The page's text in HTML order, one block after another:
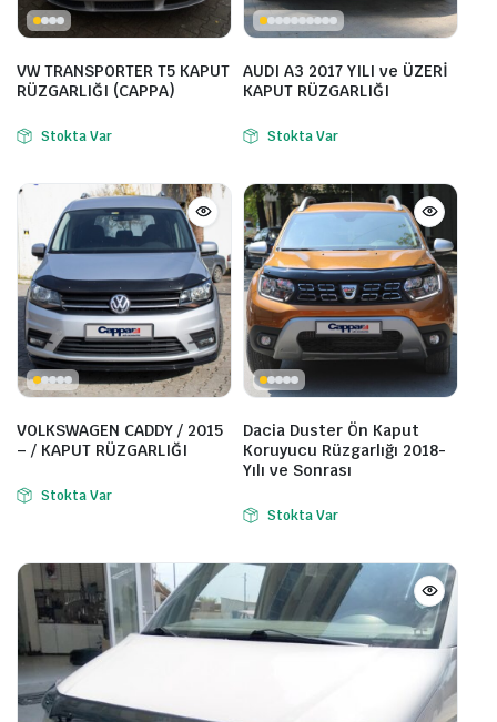
VW TRANSPORTER T5 KAPUT
RÜZGARLIĞI (CAPPA)
Stokta Var
AUDI A3 2017 YILI ve ÜZERİ
KAPUT RÜZGARLIĞI
Stokta Var
VOLKSWAGEN CADDY / 2015
– / KAPUT RÜZGARLIĞI
Stokta Var
Dacia Duster Ön Kaput
Koruyucu Rüzgarlığı 2018-
Yılı ve Sonrası
Stokta Var